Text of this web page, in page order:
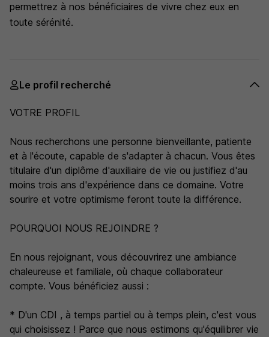
permettrez à nos bénéficiaires de vivre chez eux en
toute sérénité.
Le profil recherché
VOTRE PROFIL
Nous recherchons une personne bienveillante, patiente
et à l'écoute, capable de s'adapter à chacun. Vous êtes
titulaire d'un diplôme d'auxiliaire de vie ou justifiez d'au
moins trois ans d'expérience dans ce domaine. Votre
sourire et votre optimisme feront toute la différence.
POURQUOI NOUS REJOINDRE ?
En nous rejoignant, vous découvrirez une ambiance
chaleureuse et familiale, où chaque collaborateur
compte. Vous bénéficiez aussi :
* D'un CDI , à temps partiel ou à temps plein, c'est vous
qui choisissez ! Parce que nous estimons qu'équilibrer vie